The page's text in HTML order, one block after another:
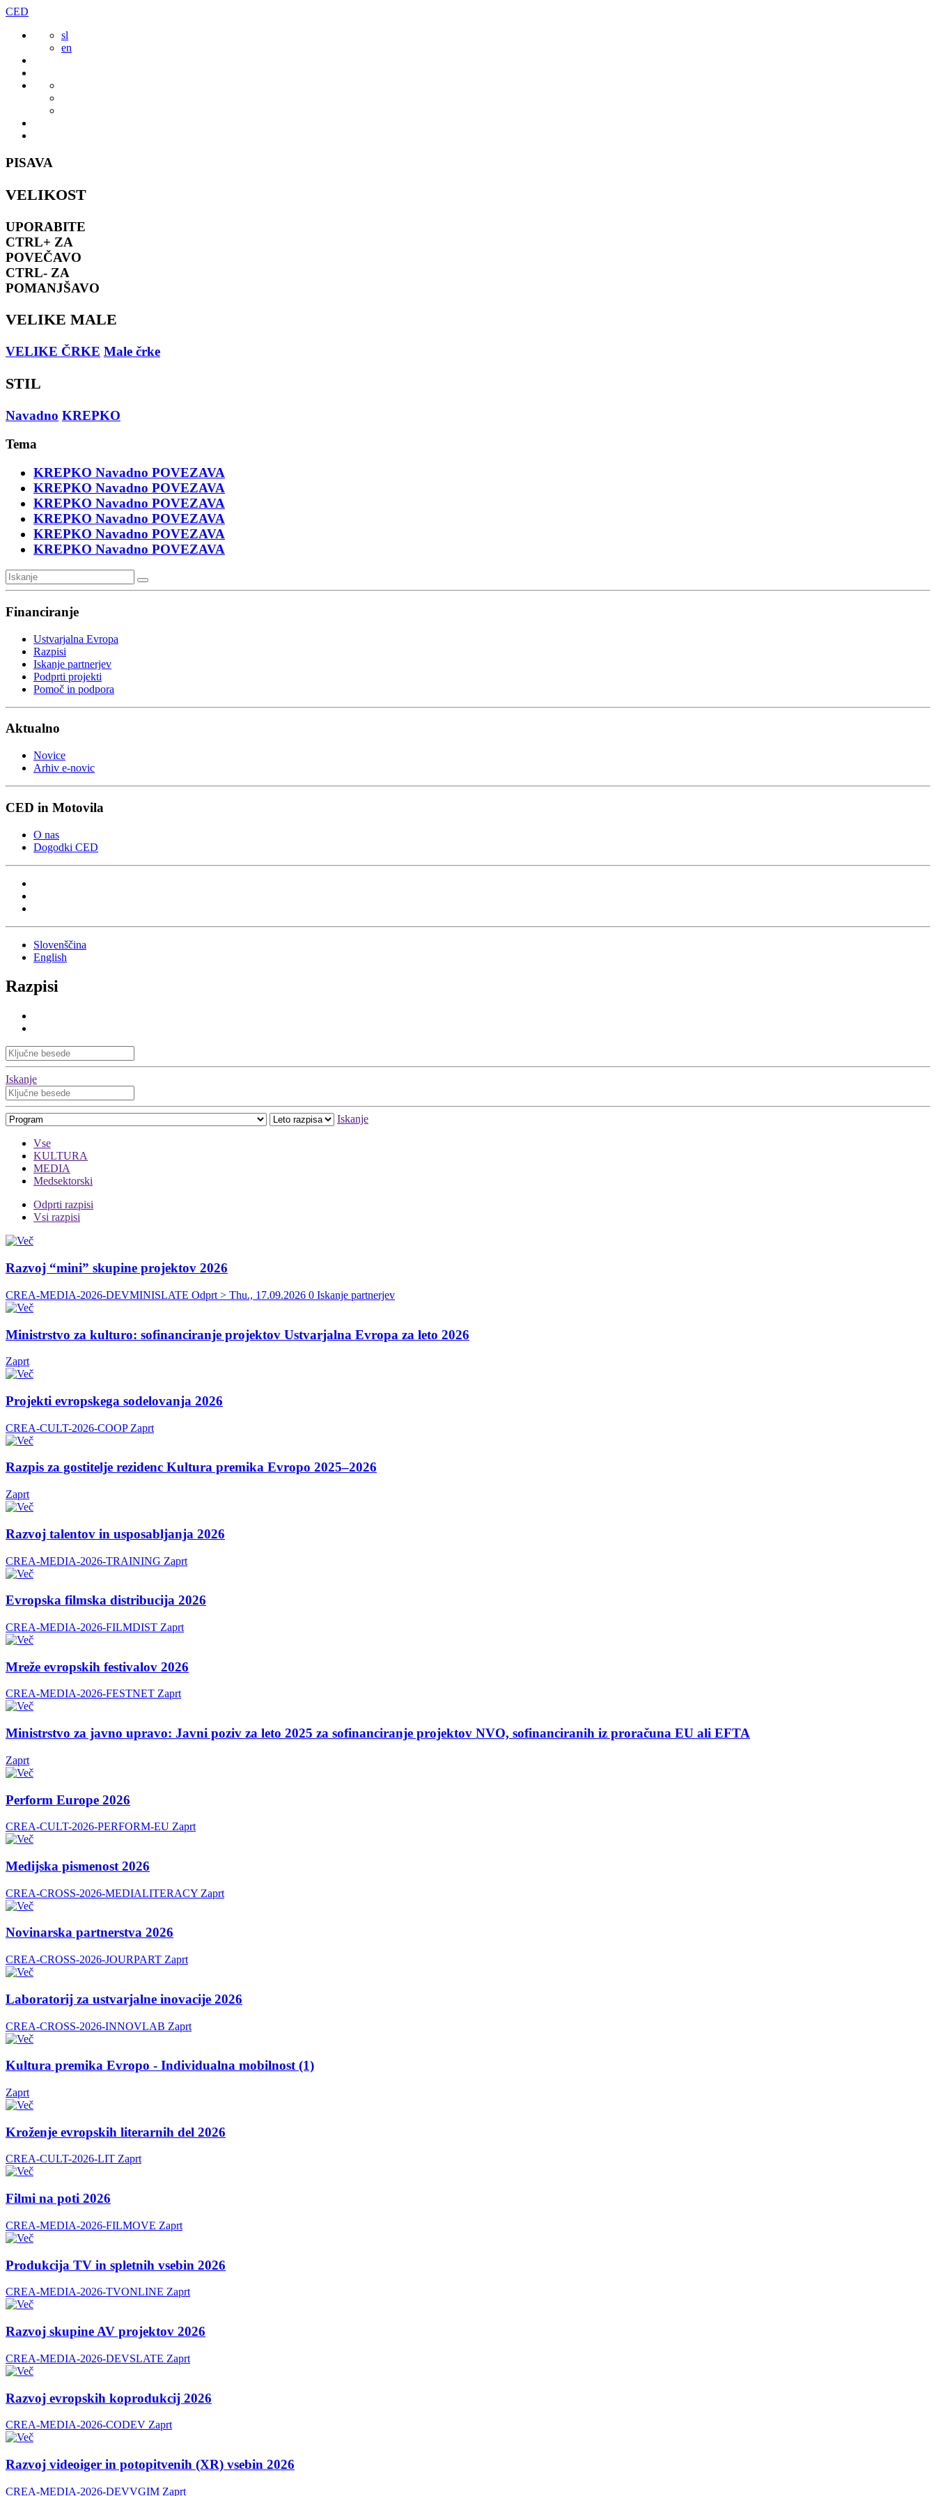
Preskoči
vsebine
CED
sl
en
PISAVA
VELIKOST
UPORABITE
CTRL+ ZA
POVEČAVO
CTRL- ZA
POMANJŠAVO
VELIKE MALE
VELIKE ČRKE Male črke
STIL
Navadno KREPKO
Tema
KREPKO Navadno POVEZAVA
KREPKO Navadno POVEZAVA
KREPKO Navadno POVEZAVA
KREPKO Navadno POVEZAVA
KREPKO Navadno POVEZAVA
KREPKO Navadno POVEZAVA
Financiranje
Ustvarjalna Evropa
Razpisi
Iskanje partnerjev
Podprti projekti
Pomoč in podpora
Aktualno
Novice
Arhiv e-novic
CED in Motovila
O nas
Dogodki CED
Slovenščina
English
Razpisi
Iskanje
Iskanje
Vse
KULTURA
MEDIA
Medsektorski
Odprti razpisi
Vsi razpisi
Razvoj “mini” skupine projektov 2026
CREA-MEDIA-2026-DEVMINISLATE Odprt > Thu., 17.09.2026 0 Iskanje partnerjev
Ministrstvo za kulturo: sofinanciranje projektov Ustvarjalna Evropa za leto 2026
Zaprt
Projekti evropskega sodelovanja 2026
CREA-CULT-2026-COOP Zaprt
Razpis za gostitelje rezidenc Kultura premika Evropo 2025–2026
Zaprt
Razvoj talentov in usposabljanja 2026
CREA-MEDIA-2026-TRAINING Zaprt
Evropska filmska distribucija 2026
CREA-MEDIA-2026-FILMDIST Zaprt
Mreže evropskih festivalov 2026
CREA-MEDIA-2026-FESTNET Zaprt
Ministrstvo za javno upravo: Javni poziv za leto 2025 za sofinanciranje projektov NVO, sofinanciranih iz proračuna EU ali EFTA
Zaprt
Perform Europe 2026
CREA-CULT-2026-PERFORM-EU Zaprt
Medijska pismenost 2026
CREA-CROSS-2026-MEDIALITERACY Zaprt
Novinarska partnerstva 2026
CREA-CROSS-2026-JOURPART Zaprt
Laboratorij za ustvarjalne inovacije 2026
CREA-CROSS-2026-INNOVLAB Zaprt
Kultura premika Evropo - Individualna mobilnost (1)
Zaprt
Kroženje evropskih literarnih del 2026
CREA-CULT-2026-LIT Zaprt
Filmi na poti 2026
CREA-MEDIA-2026-FILMOVE Zaprt
Produkcija TV in spletnih vsebin 2026
CREA-MEDIA-2026-TVONLINE Zaprt
Razvoj skupine AV projektov 2026
CREA-MEDIA-2026-DEVSLATE Zaprt
Razvoj evropskih koprodukcij 2026
CREA-MEDIA-2026-CODEV Zaprt
Razvoj videoiger in potopitvenih (XR) vsebin 2026
CREA-MEDIA-2026-DEVVGIM Zaprt